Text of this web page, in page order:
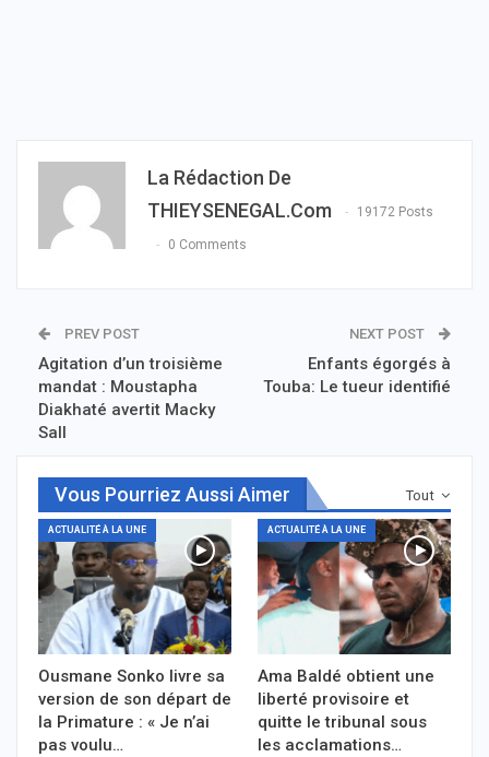
La Rédaction De
THIEYSENEGAL.com
19172 Posts
0 Comments
PREV POST
Agitation d’un troisième
mandat : Moustapha
Diakhaté avertit Macky
Sall
NEXT POST
Enfants égorgés à
Touba: Le tueur identifié
Tout
Vous Pourriez Aussi Aimer
ACTUALITÉ À LA UNE
Ousmane Sonko livre sa
version de son départ de
la Primature : « Je n’ai
pas voulu…
ACTUALITÉ À LA UNE
Ama Baldé obtient une
liberté provisoire et
quitte le tribunal sous
les acclamations…